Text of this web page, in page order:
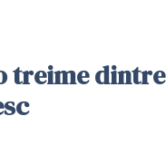
treime